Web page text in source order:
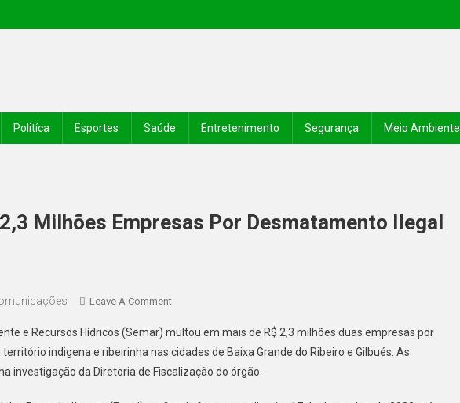
Politíca Esportes Saúde Entretenimento Segurança Meio Ambiente
Milhões Empresas Por Desmatamento Ilegal
Leave A Comment
e Recursos Hídricos (Semar) multou em mais de R$ 2,3 milhões duas empresas por
indigena e ribeirinha nas cidades de Baixa Grande do Ribeiro e Gilbués. As
investigação da Diretoria de Fiscalização do órgão.